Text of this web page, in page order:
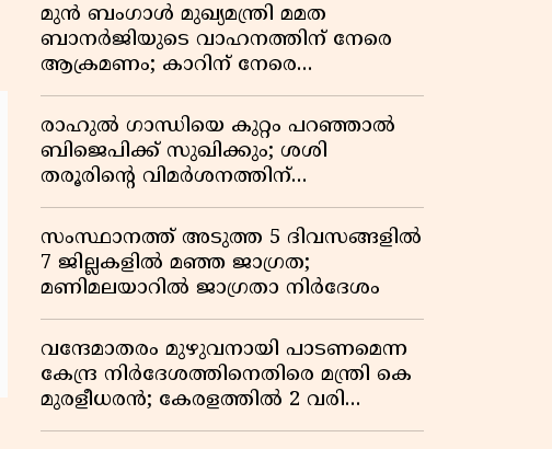
മുൻ ബംഗാൾ മുഖ്യമന്ത്രി മമത
ബാനർജിയുടെ വാഹനത്തിന് നേരെ
ആക്രമണം; കാറിന് നേരെ
പാഞ്ഞുകയറി അക്രമികൾ
രാഹുൽ ഗാന്ധിയെ കുറ്റം പറഞ്ഞാൽ
ബിജെപിക്ക് സുഖിക്കും; ശശി
തരൂരിന്റെ വിമർശനത്തിന്
മറുപടിയുമായി കെ സി
വേണുഗോപാൽ
സംസ്ഥാനത്ത് അടുത്ത 5 ദിവസങ്ങളിൽ
7 ജില്ലകളിൽ മഞ്ഞ ജാഗ്രത;
മണിമലയാറിൽ ജാഗ്രതാ നിർദേശം
വന്ദേമാതരം മുഴുവനായി പാടണമെന്ന
കേന്ദ്ര നിർദേശത്തിനെതിരെ മന്ത്രി കെ
മുരളീധരൻ; കേരളത്തിൽ 2 വരി
മാത്രമേ ഉണ്ടാകൂ എന്ന് പ്രതികരണം